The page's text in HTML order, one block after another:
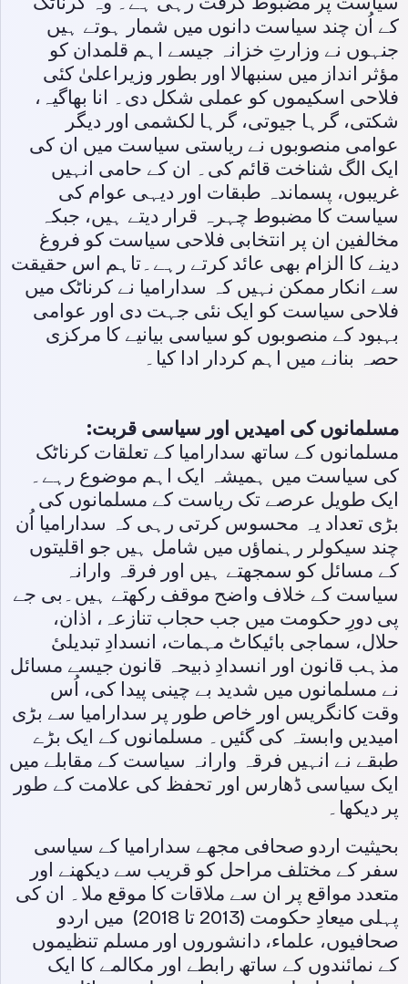
کے اُن چند سیاست دانوں میں شمار ہوتے ہیں
جنہوں نے وزارتِ خزانہ جیسے اہم قلمدان کو
مؤثر انداز میں سنبھالا اور بطور وزیراعلیٰ کئی
فلاحی اسکیموں کو عملی شکل دی۔ انا بھاگیہ،
شکتی، گرہا جیوتی، گرہا لکشمی اور دیگر
عوامی منصوبوں نے ریاستی سیاست میں ان کی
ایک الگ شناخت قائم کی۔ ان کے حامی انہیں
غریبوں، پسماندہ طبقات اور دیہی عوام کی
سیاست کا مضبوط چہرہ قرار دیتے ہیں، جبکہ
مخالفین ان پر انتخابی فلاحی سیاست کو فروغ
دینے کا الزام بھی عائد کرتے رہے۔تاہم اس حقیقت
سے انکار ممکن نہیں کہ سدارامیا نے کرناٹک میں
فلاحی سیاست کو ایک نئی جہت دی اور عوامی
بہبود کے منصوبوں کو سیاسی بیانیے کا مرکزی
حصہ بنانے میں اہم کردار ادا کیا۔
مسلمانوں کی امیدیں اور سیاسی قربت:
مسلمانوں کے ساتھ سدارامیا کے تعلقات کرناٹک
کی سیاست میں ہمیشہ ایک اہم موضوع رہے۔
ایک طویل عرصے تک ریاست کے مسلمانوں کی
بڑی تعداد یہ محسوس کرتی رہی کہ سدارامیا اُن
چند سیکولر رہنماؤں میں شامل ہیں جو اقلیتوں
کے مسائل کو سمجھتے ہیں اور فرقہ وارانہ
سیاست کے خلاف واضح موقف رکھتے ہیں۔بی جے
پی دورِ حکومت میں جب حجاب تنازعہ، اذان،
حلال، سماجی بائیکاٹ مہمات، انسدادِ تبدیلیٔ
مذہب قانون اور انسدادِ ذبیحہ قانون جیسے مسائل
نے مسلمانوں میں شدید بے چینی پیدا کی، اُس
وقت کانگریس اور خاص طور پر سدارامیا سے بڑی
امیدیں وابستہ کی گئیں۔ مسلمانوں کے ایک بڑے
طبقے نے انہیں فرقہ وارانہ سیاست کے مقابلے میں
ایک سیاسی ڈھارس اور تحفظ کی علامت کے طور
پر دیکھا۔
بحیثیت اردو صحافی مجھے سدارامیا کے سیاسی
سفر کے مختلف مراحل کو قریب سے دیکھنے اور
متعدد مواقع پر ان سے ملاقات کا موقع ملا۔ ان کی
پہلی میعادِ حکومت (2013 تا 2018) میں اردو
صحافیوں، علماء، دانشوروں اور مسلم تنظیموں
کے نمائندوں کے ساتھ رابطے اور مکالمے کا ایک